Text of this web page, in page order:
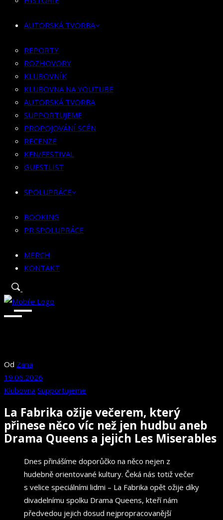
KLUBOVNA NA YOUTUBE
SUPPORTUJEME
PROPOJOVÁNÍ SCÉN
RECENZE
KFN/FESTIVAL
GUESTLIST
SPOLUPRÁCE
BOOKING
PR SPOLUPRÁCE
MERCH
AUTORSKÁ TVORBA
REPORTY
ROZHOVORY
KLUBOVNÍK
KLUBOVNA NA YOUTUBE
AUTORSKÁ TVORBA
SUPPORTUJEME
PROPOJOVÁNÍ SCÉN
RECENZE
KFN/FESTIVAL
GUESTLIST
SPOLUPRÁCE
BOOKING
PR SPOLUPRÁCE
MERCH
KONTAKT
Od Zana
19.06.2026
Klubovna Supportujeme
La Fabrika ožije večerem, který
přinese něco víc než jen hudbu aneb
Drama Queens a jejich Les Miserables
Dnes přinášíme doporůčko na něco nejen z
hudebně orientované kultury. Čeká nás totiž večer
s velice speciálními lidmi – La Fabrika opět ožije díky
divadelnímu spolku Drama Queens, kteří nám
předvedou jejich dosud nejpropracovanější